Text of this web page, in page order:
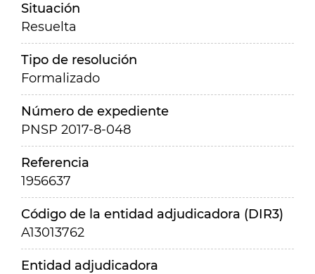
Situación
Resuelta
Tipo de resolución
Formalizado
Número de expediente
PNSP 2017-8-048
Referencia
1956637
Código de la entidad adjudicadora (DIR3)
A13013762
Entidad adjudicadora